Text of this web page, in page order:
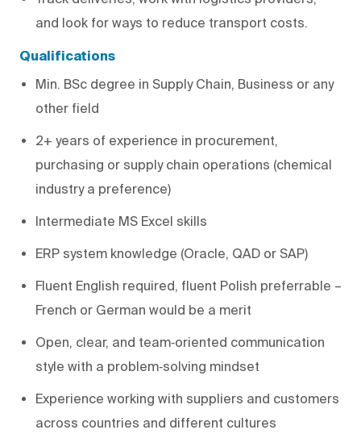
and look for ways to reduce transport costs.
Qualifications
Min. BSc degree in Supply Chain, Business or any
other field
2+ years of experience in procurement,
purchasing or supply chain operations (chemical
industry a preference)
Intermediate MS Excel skills
ERP system knowledge (Oracle, QAD or SAP)
Fluent English required, fluent Polish preferrable –
French or German would be a merit
Open, clear, and team‑oriented communication
style with a problem‑solving mindset
Experience working with suppliers and customers
across countries and different cultures